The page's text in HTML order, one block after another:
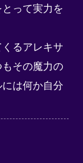
って実力を
るアレキサ
その魔力の
は何か自分